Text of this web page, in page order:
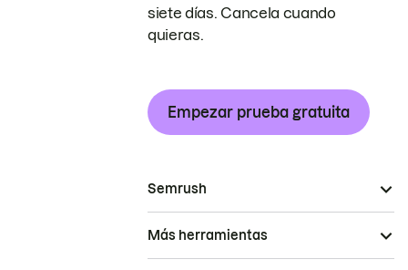
siete días. Cancela cuando
quieras.
Empezar prueba gratuita
Semrush
Más herramientas